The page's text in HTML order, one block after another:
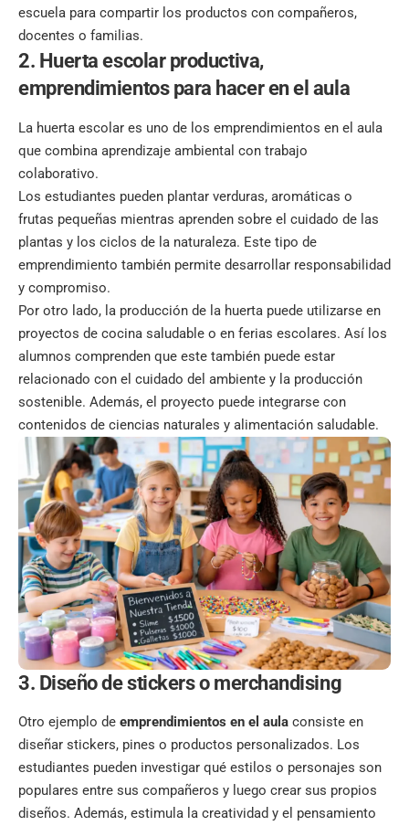
escuela para compartir los productos con compañeros,
docentes o familias.
2. Huerta escolar productiva,
emprendimientos para hacer en el aula
La huerta escolar es uno de los emprendimientos en el aula
que combina aprendizaje ambiental con trabajo
colaborativo.
Los estudiantes pueden plantar verduras, aromáticas o
frutas pequeñas mientras aprenden sobre el cuidado de las
plantas y los ciclos de la naturaleza. Este tipo de
emprendimiento también permite desarrollar responsabilidad
y compromiso.
Por otro lado, la producción de la huerta puede utilizarse en
proyectos de cocina saludable o en ferias escolares. Así los
alumnos comprenden que este también puede estar
relacionado con el cuidado del ambiente y la producción
sostenible. Además, el proyecto puede integrarse con
contenidos de ciencias naturales y alimentación saludable.
3. Diseño de stickers o merchandising
Otro ejemplo de emprendimientos en el aula consiste en
diseñar stickers, pines o productos personalizados. Los
estudiantes pueden investigar qué estilos o personajes son
populares entre sus compañeros y luego crear sus propios
diseños. Además, estimula la creatividad y el pensamiento